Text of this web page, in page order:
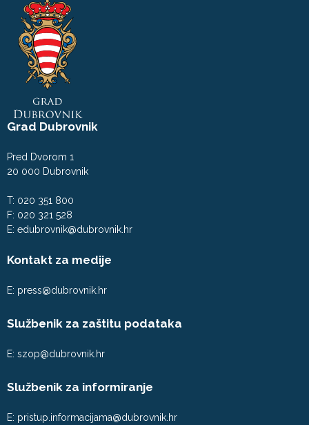
Grad Dubrovnik
Pred Dvorom 1
20 000 Dubrovnik
T: 020 351 800
F: 020 321 528
E: edubrovnik@dubrovnik.hr
Kontakt za medije
E: press@dubrovnik.hr
Službenik za zaštitu podataka
E: szop@dubrovnik.hr
Službenik za informiranje
E: pristup.informacijama@dubrovnik.hr